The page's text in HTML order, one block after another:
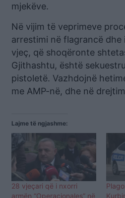
mjekëve.
Në vijim të veprimeve
arrestimi në flagrancë dhe
vjeç, që shoqëronte
Gjithashtu, është
pistoletë. Vazhdojnë
me AMP-në, dhe në
Lajme të ngjashme:
28 vjeçari që i nxorri
armën “Operacionales” në